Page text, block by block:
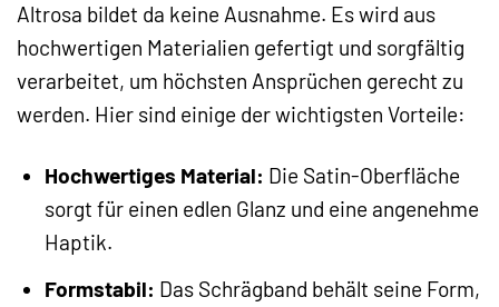
Altrosa bildet da keine Ausnahme. Es wird aus
hochwertigen Materialien gefertigt und sorgfältig
verarbeitet, um höchsten Ansprüchen gerecht zu
werden. Hier sind einige der wichtigsten Vorteile:
Hochwertiges Material: Die Satin-Oberfläche
sorgt für einen edlen Glanz und eine angenehme
Haptik.
Formstabil: Das Schrägband behält seine Form,